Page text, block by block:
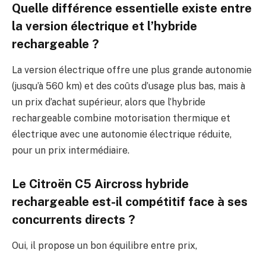
Quelle différence essentielle existe entre
la version électrique et l’hybride
rechargeable ?
La version électrique offre une plus grande autonomie
(jusqu’à 560 km) et des coûts d’usage plus bas, mais à
un prix d’achat supérieur, alors que l’hybride
rechargeable combine motorisation thermique et
électrique avec une autonomie électrique réduite,
pour un prix intermédiaire.
Le Citroën C5 Aircross hybride
rechargeable est-il compétitif face à ses
concurrents directs ?
Oui, il propose un bon équilibre entre prix,